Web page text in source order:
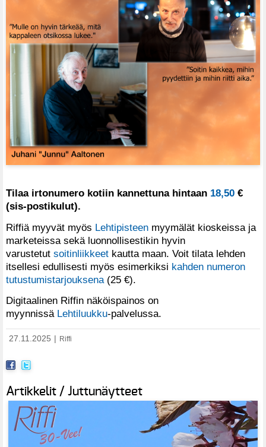
Tilaa irtonumero kotiin kannettuna hintaan 18,50 €
(sis-postikulut).
Riffiä myyvät myös Lehtipisteen myymälät kioskeissa ja
marketeissa sekä luonnollisestikin hyvin
varustetut soitinliikkeet kautta maan. Voit tilata lehden
itsellesi edullisesti myös esimerkiksi kahden numeron
tutustumistarjouksena (25 €).
Digitaalinen Riffin näköispainos on
myynnissä Lehtiluukku-palvelussa.
27.11.2025 Riffi
Artikkelit / Juttunäytteet